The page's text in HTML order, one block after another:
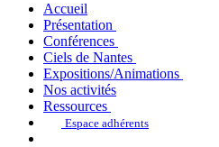
Accueil
Présentation
Conférences
Ciels de Nantes
Expositions/Animations
Nos activités
Ressources
Espace adhérents